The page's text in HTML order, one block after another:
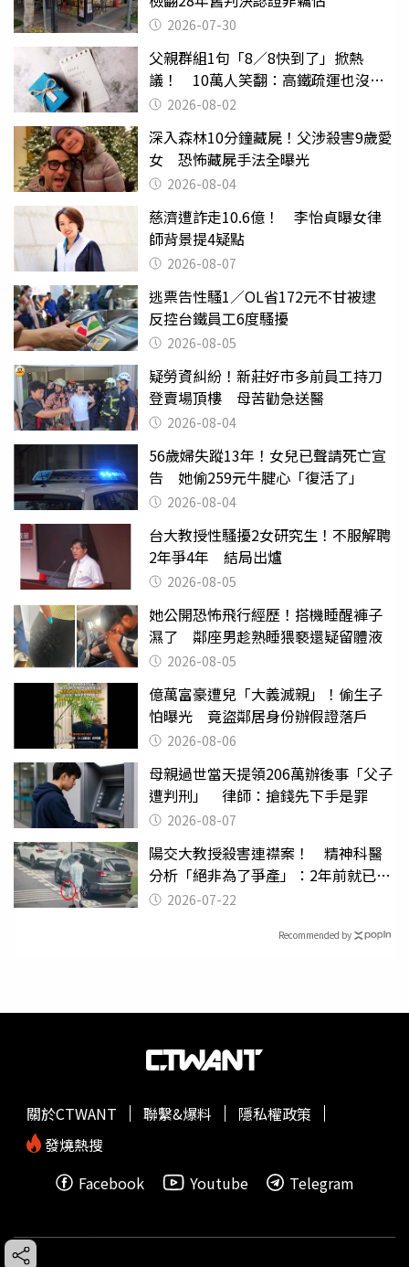
2026-07-30
父親群組1句「8／8快到了」掀熱
議！ 10萬人笑翻：高鐵疏運也沒列
父親節
2026-08-02
深入森林10分鐘藏屍！父涉殺害9歲愛
女 恐怖藏屍手法全曝光
2026-08-04
慈濟遭詐走10.6億！ 李怡貞曝女律
師背景提4疑點
2026-08-07
逃票告性騷1／OL省172元不甘被逮
反控台鐵員工6度騷擾
2026-08-05
疑勞資糾紛！新莊好市多前員工持刀
登賣場頂樓 母苦勸急送醫
2026-08-04
56歲婦失蹤13年！女兒已聲請死亡宣
告 她偷259元牛腱心「復活了」
2026-08-04
台大教授性騷擾2女研究生！不服解聘
2年爭4年 結局出爐
2026-08-05
她公開恐怖飛行經歷！搭機睡醒褲子
濕了 鄰座男趁熟睡猥褻還疑留體液
2026-08-05
億萬富豪遭兒「大義滅親」！偷生子
怕曝光 竟盜鄰居身份辦假證落戶
2026-08-06
母親過世當天提領206萬辦後事「父子
遭判刑」 律師：搶錢先下手是罪
2026-08-07
陽交大教授殺害連襟案！ 精神科醫
分析「絕非為了爭產」：2年前就已言
行詭異
2026-07-22
Recommended by
關於CTWANT 聯繫&爆料
隱私權政策
發燒熱搜
Facebook
Youtube Telegram